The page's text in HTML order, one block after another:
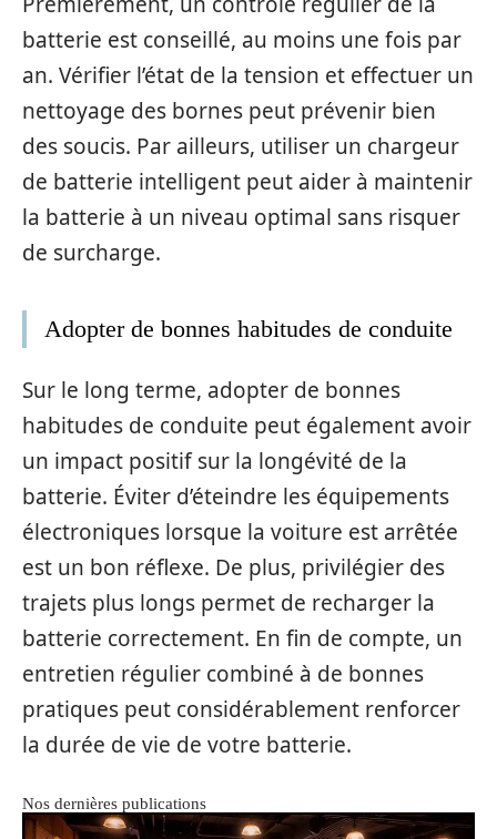
batterie est conseillé, au moins une fois par
an. Vérifier l’état de la tension et effectuer un
nettoyage des bornes peut prévenir bien
des soucis. Par ailleurs, utiliser un chargeur
de batterie intelligent peut aider à maintenir
la batterie à un niveau optimal sans risquer
de surcharge.
Adopter de bonnes habitudes de conduite
Sur le long terme, adopter de bonnes
habitudes de conduite peut également avoir
un impact positif sur la longévité de la
batterie. Éviter d’éteindre les équipements
électroniques lorsque la voiture est arrêtée
est un bon réflexe. De plus, privilégier des
trajets plus longs permet de recharger la
batterie correctement. En fin de compte, un
entretien régulier combiné à de bonnes
pratiques peut considérablement renforcer
la durée de vie de votre batterie.
Nos dernières publications